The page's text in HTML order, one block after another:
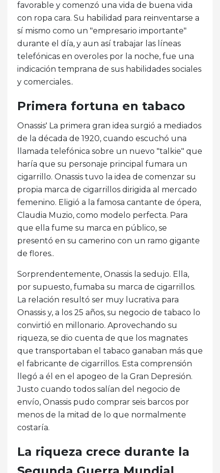
favorable y comenzó una vida de buena vida
con ropa cara. Su habilidad para reinventarse a
sí mismo como un "empresario importante"
durante el día, y aun así trabajar las líneas
telefónicas en overoles por la noche, fue una
indicación temprana de sus habilidades sociales
y comerciales..
Primera fortuna en tabaco
Onassis' La primera gran idea surgió a mediados
de la década de 1920, cuando escuchó una
llamada telefónica sobre un nuevo "talkie" que
haría que su personaje principal fumara un
cigarrillo. Onassis tuvo la idea de comenzar su
propia marca de cigarrillos dirigida al mercado
femenino. Eligió a la famosa cantante de ópera,
Claudia Muzio, como modelo perfecta. Para
que ella fume su marca en público, se
presentó en su camerino con un ramo gigante
de flores..
Sorprendentemente, Onassis la sedujo. Ella,
por supuesto, fumaba su marca de cigarrillos.
La relación resultó ser muy lucrativa para
Onassis y, a los 25 años, su negocio de tabaco lo
convirtió en millonario. Aprovechando su
riqueza, se dio cuenta de que los magnates
que transportaban el tabaco ganaban más que
el fabricante de cigarrillos. Esta comprensión
llegó a él en el apogeo de la Gran Depresión.
Justo cuando todos salían del negocio de
envío, Onassis pudo comprar seis barcos por
menos de la mitad de lo que normalmente
costaría.
La riqueza crece durante la